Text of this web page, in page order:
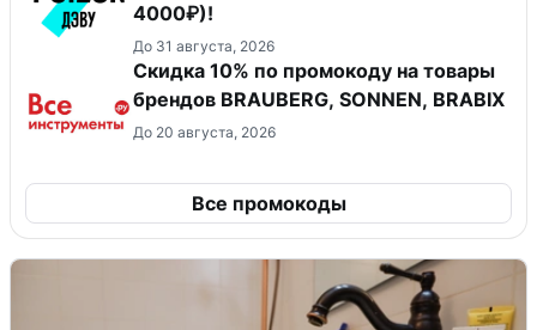
4000₽)!
До 31 августа, 2026
Скидка 10% по промокоду на товары
брендов BRAUBERG, SONNEN, BRABIX
До 20 августа, 2026
Все промокоды